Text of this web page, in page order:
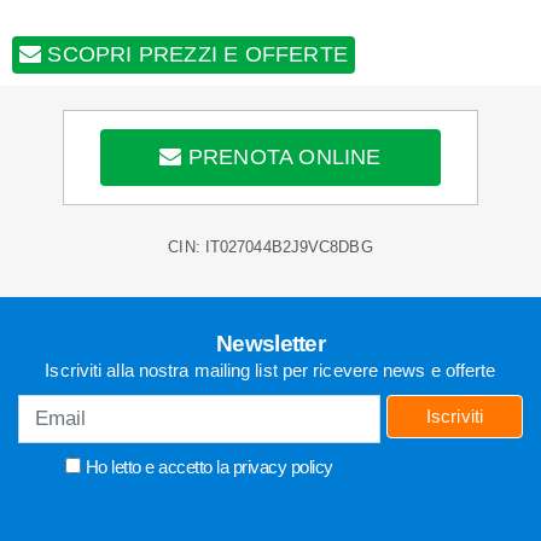
SCOPRI PREZZI E OFFERTE
PRENOTA ONLINE
CIN: IT027044B2J9VC8DBG
Newsletter
Iscriviti alla nostra mailing list per ricevere news e offerte
Ho letto e accetto la privacy policy
Iscriviti